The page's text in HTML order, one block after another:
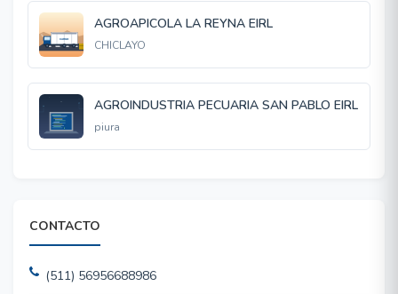
AGROAPICOLA LA REYNA EIRL
CHICLAYO
AGROINDUSTRIA PECUARIA SAN PABLO EIRL
piura
CONTACTO
(511) 56956688986